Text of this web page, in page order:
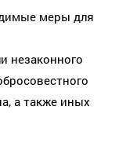
меры для
незаконного
а также иных